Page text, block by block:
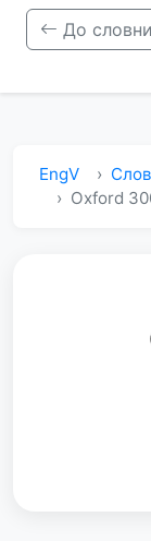
До
EngV
Oxford